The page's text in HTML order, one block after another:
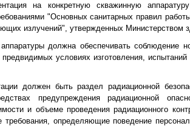
на конкретную скважинную
"Основных санитарных правил
излучений", утвержденных Министерством
должна обеспечивать соблюдение
условиях изготовления, испытаний
должен быть раздел радиационной
предупреждения радиационной
и объеме проведения радиационного
требования, определяющие поведение